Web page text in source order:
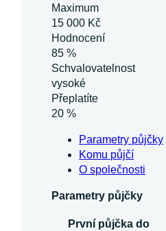
Maximum
15 000 Kč
Hodnocení
85 %
Schvalovatelnost
vysoké
Přeplatíte
20 %
Parametry půjčky
Komu půjčí
O společnosti
Parametry půjčky
První půjčka do